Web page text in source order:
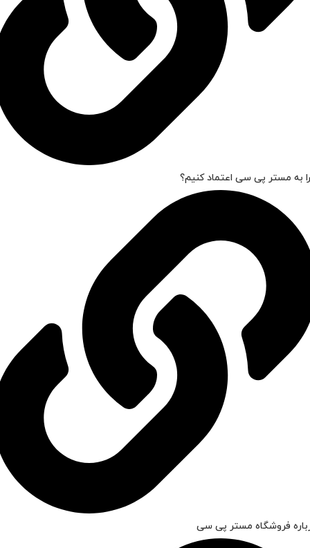
به مستر پی سی اعتماد کنیم؟
فروشگاه مستر پی سی